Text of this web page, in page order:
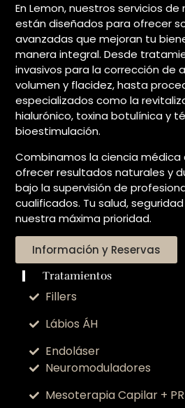
En Lemon, nuestros servicios
están diseñados para ofrecer
avanzadas que mejoran tu
manera integral. Desde
invasivos para la corrección de
volumen y flacidez, hasta
especializados como la
hialurónico, toxina botulínica y
bioestimulación.
Combinamos la ciencia
ofrecer resultados naturales y
bajo la supervisión de
cualificados. Tu salud,
nuestra máxima prioridad.
Información y Reservas
Tratamientos
Fillers
Lábios ÁH
Endoláser
Neuromoduladores
Mesoterapia Capilar +